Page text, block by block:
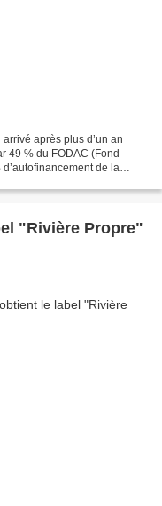
après plus d’un an
49 % du FODAC (Fond
de la
"Rivière Propre"